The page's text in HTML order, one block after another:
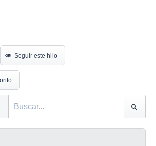
Seguir este hilo